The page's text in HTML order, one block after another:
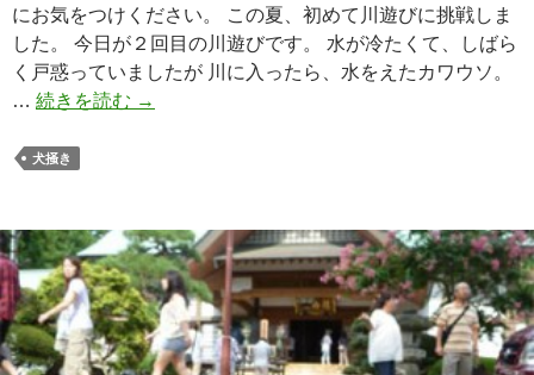
にお気をつけください。 この夏、初めて川遊びに挑戦しま
した。 今日が２回目の川遊びです。 水が冷たくて、しばら
く戸惑っていましたが 川に入ったら、水をえたカワウソ。
… 続きを読む 川
犬
→
犬掻き